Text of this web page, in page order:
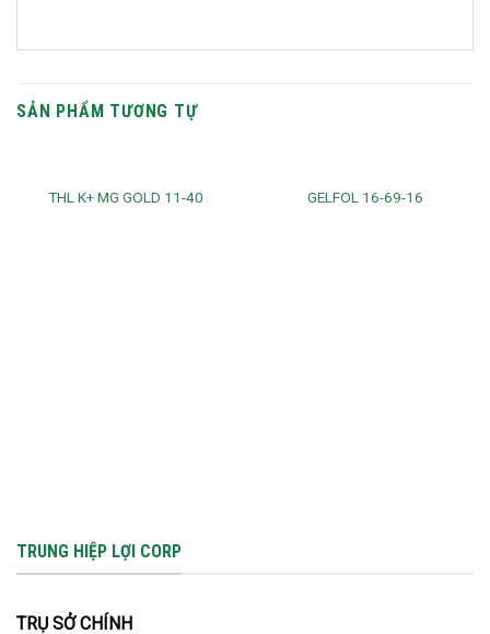
SẢN PHẨM TƯƠNG TỰ
THL K+ MG GOLD 11-40 GELFOL 16-69-16
TRUNG HIỆP LỢI CORP
TRỤ SỞ CHÍNH